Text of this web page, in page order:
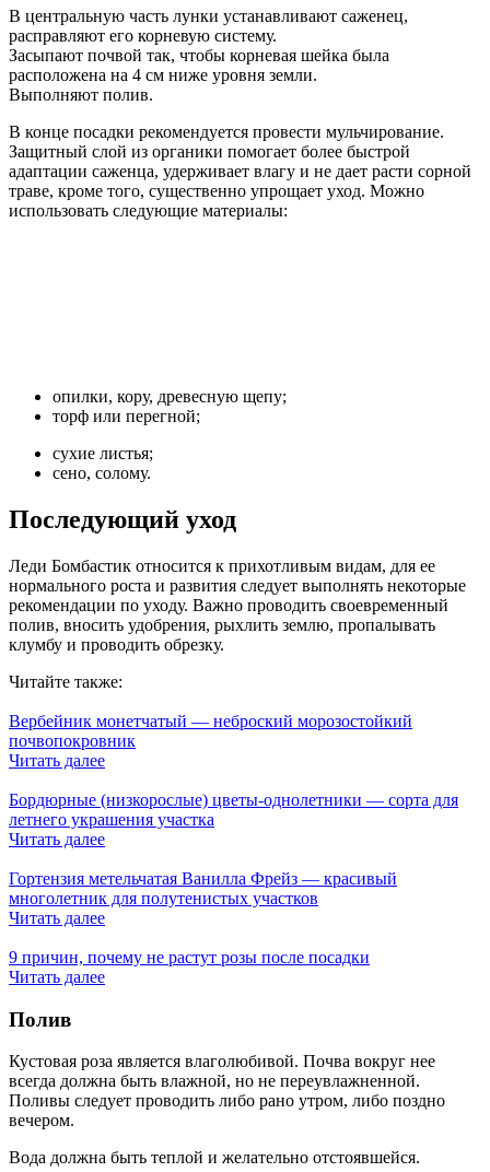
В центральную часть лунки устанавливают саженец,
расправляют его корневую систему.
Засыпают почвой так, чтобы корневая шейка была
расположена на 4 см ниже уровня земли.
Выполняют полив.
В конце посадки рекомендуется провести мульчирование.
Защитный слой из органики помогает более быстрой
адаптации саженца, удерживает влагу и не дает расти сорной
траве, кроме того, существенно упрощает уход. Можно
использовать следующие материалы:
опилки, кору, древесную щепу;
торф или перегной;
сухие листья;
сено, солому.
Последующий уход
Леди Бомбастик относится к прихотливым видам, для ее
нормального роста и развития следует выполнять некоторые
рекомендации по уходу. Важно проводить своевременный
полив, вносить удобрения, рыхлить землю, пропалывать
клумбу и проводить обрезку.
Читайте также:
Вербейник монетчатый — неброский морозостойкий
почвопокровник
Читать далее
Бордюрные (низкорослые) цветы-однолетники — сорта для
летнего украшения участка
Читать далее
Гортензия метельчатая Ванилла Фрейз — красивый
многолетник для полутенистых участков
Читать далее
9 причин, почему не растут розы после посадки
Читать далее
Полив
Кустовая роза является влаголюбивой. Почва вокруг нее
всегда должна быть влажной, но не переувлажненной.
Поливы следует проводить либо рано утром, либо поздно
вечером.
Вода должна быть теплой и желательно отстоявшейся.